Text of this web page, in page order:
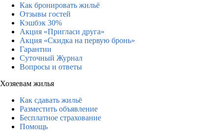
Как бронировать жильё
Отзывы гостей
Кэшбэк 30%
Акция «Пригласи друга»
Акция «Скидка на первую бронь»
Гарантии
Суточный Журнал
Вопросы и ответы
Хозяевам жилья
Как сдавать жильё
Разместить объявление
Бесплатное страхование
Помощь